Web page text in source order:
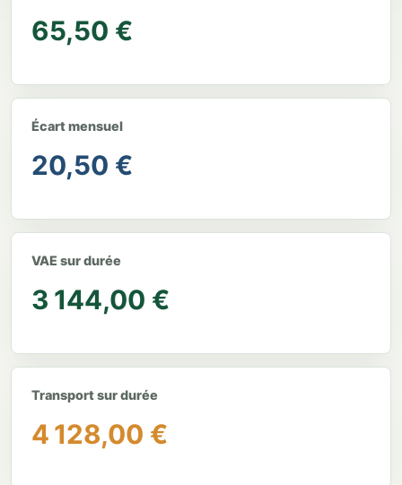
65,50 €
Écart mensuel
20,50 €
VAE sur durée
3 144,00 €
Transport sur durée
4 128,00 €